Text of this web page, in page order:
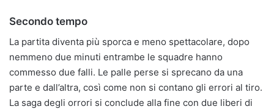
Secondo tempo
La partita diventa più sporca e meno spettacolare, dopo
nemmeno due minuti entrambe le squadre hanno
commesso due falli. Le palle perse si sprecano da una
parte e dall’altra, così come non si contano gli errori al tiro.
La saga degli orrori si conclude alla fine con due liberi di